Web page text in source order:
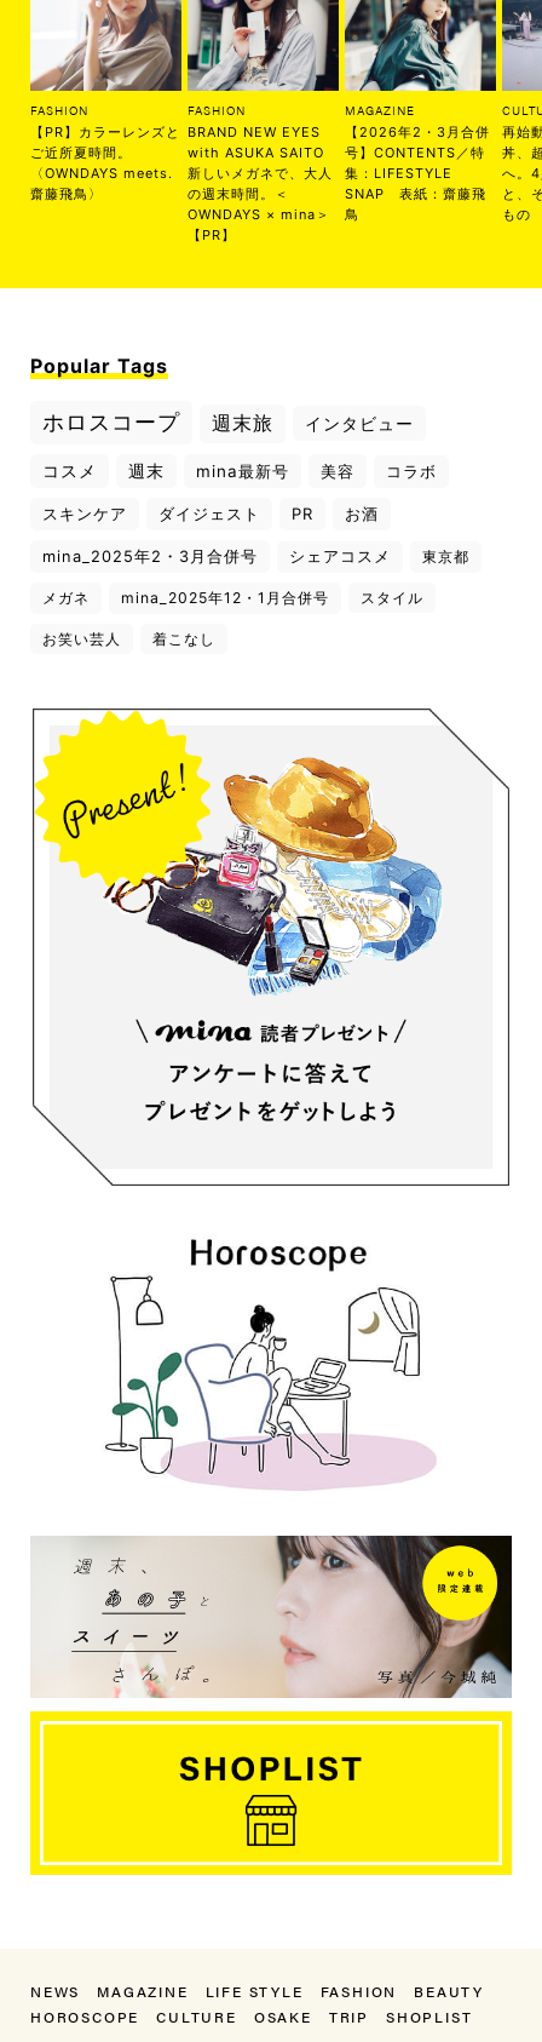
FASHION
【PR】カラーレンズと
ご近所夏時間。
〈OWNDAYS meets.
齋藤飛鳥〉
FASHION
BRAND NEW EYES
with ASUKA SAITO
新しいメガネで、大人
の週末時間。＜
OWNDAYS × mina＞
【PR】
MAGAZINE
【2026年2・3月合併
号】CONTENTS／特
集：LIFESTYLE
SNAP 表紙：齋藤飛
鳥
再始
丼、
へ。
と、
もの
Popular Tags
ホロスコープ 週末旅 インタビュー
コスメ 週末 mina最新号 美容 コラボ
スキンケア ダイジェスト PR お酒
mina_2025年2・3月合併号 シェアコスメ 東京都
メガネ mina_2025年12・1月合併号 スタイル
お笑い芸人 着こなし
NEWS MAGAZINE LIFE STYLE FASHION
BEAUTY
HOROSCOPE
CULTURE OSAKE TRIP SHOPLIST